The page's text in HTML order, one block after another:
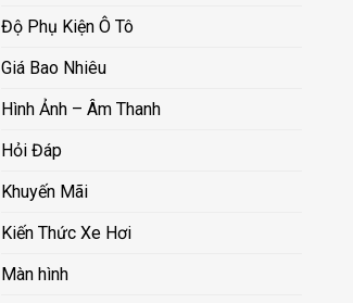
Độ Phụ Kiện Ô Tô
Giá Bao Nhiêu
Hình Ảnh – Âm Thanh
Hỏi Đáp
Khuyến Mãi
Kiến Thức Xe Hơi
Màn hình